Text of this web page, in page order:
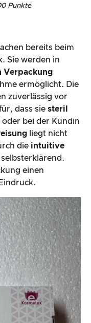
Punkte
bereits beim
Sie werden in
Verpackung
ermöglicht. Die
zuverlässig vor
dass sie steril
oder bei der Kundin
liegt nicht
die intuitive
einen
Eindruck.